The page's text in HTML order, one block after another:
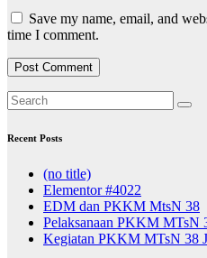
Save my name, email, and
time I comment.
Recent Posts
(no title)
Elementor #4022
EDM dan PKKM MtsN 38
Pelaksanaan PKKM MTsN
Kegiatan PKKM MTsN 38